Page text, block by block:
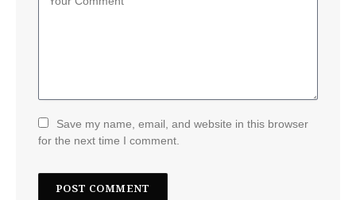
Save my name, email, and website in this browser
for the next time I comment.